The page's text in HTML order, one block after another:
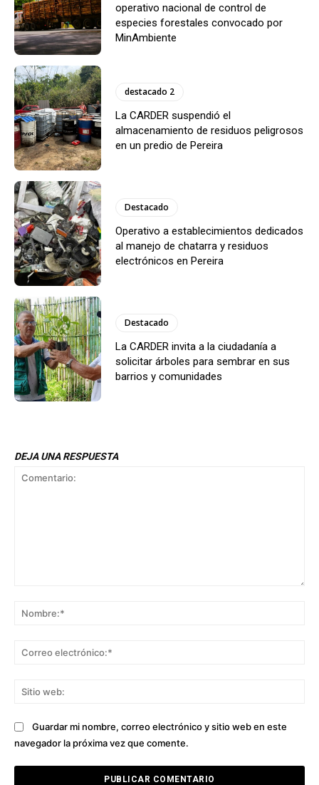
operativo nacional de control de
especies forestales convocado por
MinAmbiente
destacado 2
La CARDER suspendió el
almacenamiento de residuos peligrosos
en un predio de Pereira
Destacado
Operativo a establecimientos dedicados
al manejo de chatarra y residuos
electrónicos en Pereira
Destacado
La CARDER invita a la ciudadanía a
solicitar árboles para sembrar en sus
barrios y comunidades
DEJA UNA RESPUESTA
Guardar mi nombre, correo electrónico y sitio web en este
navegador la próxima vez que comente.